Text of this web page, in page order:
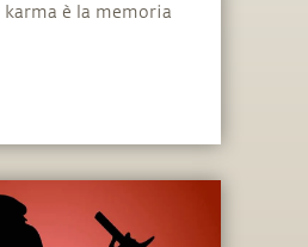
è la memoria